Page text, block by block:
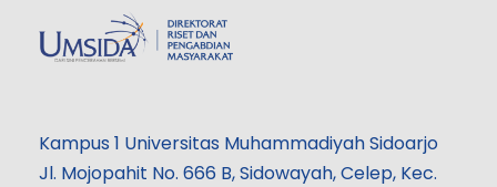
Kampus 1 Universitas Muhammadiyah Sidoarjo
Jl. Mojopahit No. 666 B, Sidowayah, Celep, Kec.